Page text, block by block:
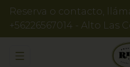
Reserva o contacto,
+56226567014 - Alto Las
Abrir menu de navegación